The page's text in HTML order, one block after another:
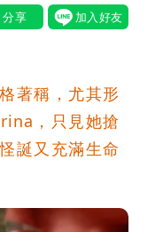
著稱，尤其形
，只見她搶
誕又充滿生命